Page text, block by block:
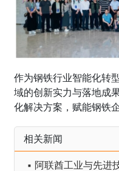
作为钢铁行业智能化转
域的创新实力与落地成
化解决方案，赋能钢铁
相关新闻